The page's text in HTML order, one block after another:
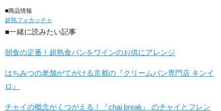
■商品情報
超熟フォカッチャ
■一緒に読みたい記事
朝食の定番！超熟食パンをワインのお供にアレンジ
はちみつの老舗がてがける京都の『クリームパン専門店 キンイ
ロ』
チャイの概念がくつがえる！『chai break』 のチャイとフレン